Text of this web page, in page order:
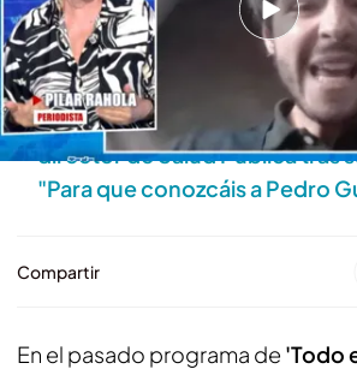
Disfruta al completo de todos
de 'Todo es mentira'
Risto Mejide muestra la
director de Salud Pública tras
"Para que conozcáis a Pedro
Compartir
En el pasado programa de 'Todo